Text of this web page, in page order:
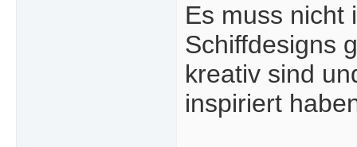
Es muss nicht
Schiffdesigns
kreativ sind
inspiriert